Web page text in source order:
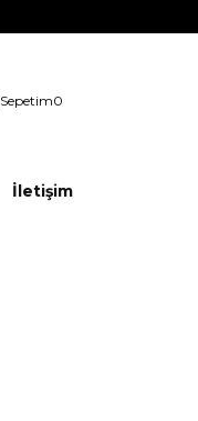
Sepetim0
İletişim